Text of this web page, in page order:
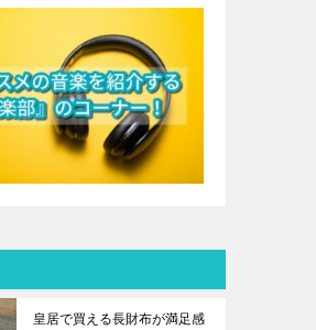
皇居で買える長財布が満足感